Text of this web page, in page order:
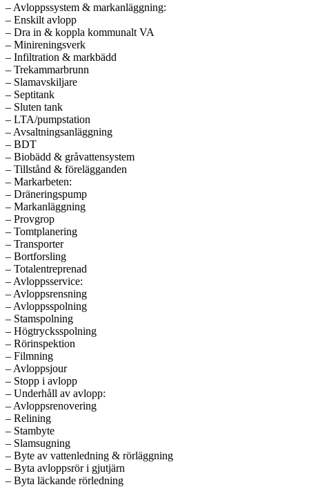
– Avloppssystem & markanläggning:
– Enskilt avlopp
– Dra in & koppla kommunalt VA
– Minireningsverk
– Infiltration & markbädd
– Trekammarbrunn
– Slamavskiljare
– Septitank
– Sluten tank
– LTA/pumpstation
– Avsaltningsanläggning
– BDT
– Biobädd & gråvattensystem
– Tillstånd & förelägganden
– Markarbeten:
– Dräneringspump
– Markanläggning
– Provgrop
– Tomtplanering
– Transporter
– Bortforsling
– Totalentreprenad
– Avloppsservice:
– Avloppsrensning
– Avloppsspolning
– Stamspolning
– Högtrycksspolning
– Rörinspektion
– Filmning
– Avloppsjour
– Stopp i avlopp
– Underhåll av avlopp:
– Avloppsrenovering
– Relining
– Stambyte
– Slamsugning
– Byte av vattenledning & rörläggning
– Byta avloppsrör i gjutjärn
– Byta läckande rörledning